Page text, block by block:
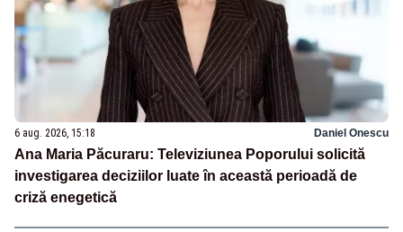
6 aug. 2026, 15:18 Daniel Onescu
Ana Maria Păcuraru: Televiziunea Poporului solicită
investigarea deciziilor luate în această perioadă de
criză enegetică